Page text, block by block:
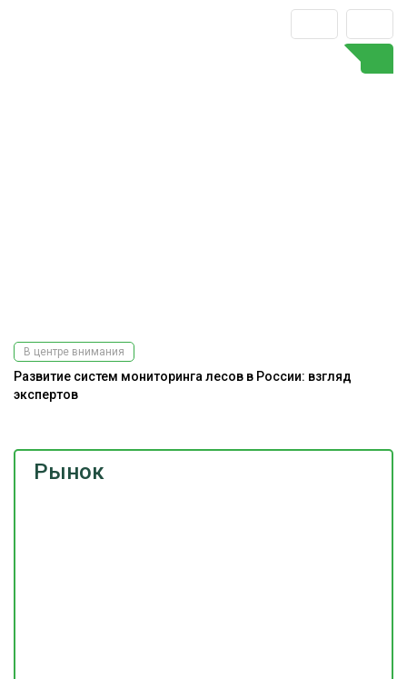
Рынок
В центре внимания
Развитие систем мониторинга лесов в России: взгляд
экспертов